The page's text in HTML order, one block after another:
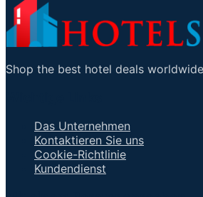
Shop the best hotel deals
Das Unternehmen
Kontaktieren Sie uns
Cookie-Richtlinie
Kundendienst